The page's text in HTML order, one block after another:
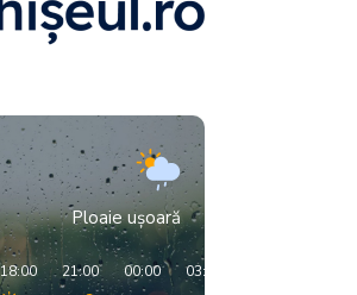
Ploaie ușoară
18:00 21:00 00:00 03:00